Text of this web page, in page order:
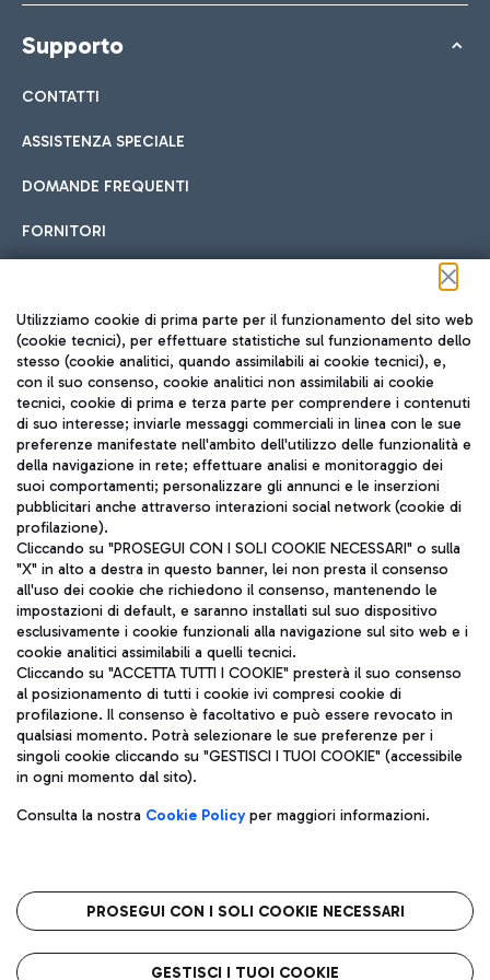
Supporto
CONTATTI
ASSISTENZA SPECIALE
DOMANDE FREQUENTI
FORNITORI
Seguici sui social
TRAVEL JOURNAL
ITA
Aeroporti di Roma S.p.A. - Società soggetta a direzione e
coordinamento di Mundys S.p.A.
Codice fiscale e Registro delle Imprese di Roma 13032990155 P.
IVA 06572251004
Capitale sociale 62.224.743,00 int. vers.
Sede legale: Via Pier Paolo Racchetti 1 - 00054 Fiumicino (RM)
telefono +39 06 65951
Privacy policy
Note legali
Roma FCO
L'aeroporto stellato
Utilizziamo cookie di prima parte per il funzionamento del sito web
(cookie tecnici), per effettuare statistiche sul funzionamento dello
stesso (cookie analitici, quando assimilabili ai cookie tecnici), e,
con il suo consenso, cookie analitici non assimilabili ai cookie
tecnici, cookie di prima e terza parte per comprendere i contenuti
di suo interesse; inviarle messaggi commerciali in linea con le sue
preferenze manifestate nell'ambito dell'utilizzo delle funzionalità e
della navigazione in rete; effettuare analisi e monitoraggio dei
suoi comportamenti; personalizzare gli annunci e le inserzioni
pubblicitari anche attraverso interazioni social network (cookie di
profilazione).
Cliccando su "PROSEGUI CON I SOLI COOKIE NECESSARI" o sulla
"X" in alto a destra in questo banner, lei non presta il consenso
all'uso dei cookie che richiedono il consenso, mantenendo le
impostazioni di default, e saranno installati sul suo dispositivo
esclusivamente i cookie funzionali alla navigazione sul sito web e i
cookie analitici assimilabili a quelli tecnici.
Cliccando su "ACCETTA TUTTI I COOKIE" presterà il suo consenso
al posizionamento di tutti i cookie ivi compresi cookie di
profilazione. Il consenso è facoltativo e può essere revocato in
qualsiasi momento. Potrà selezionare le sue preferenze per i
singoli cookie cliccando su "GESTISCI I TUOI COOKIE" (accessibile
in ogni momento dal sito).
Consulta la nostra Cookie Policyper maggiori informazioni.
PROSEGUI CON I SOLI COOKIE NECESSARI
GESTISCI I TUOI COOKIE